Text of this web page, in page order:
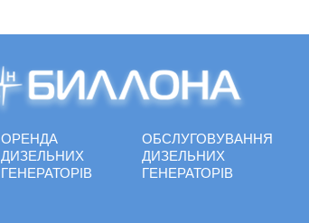
ОРЕНДА
ДИЗЕЛЬНИХ
ГЕНЕРАТОРІВ
ОБСЛУГОВУВАННЯ
ДИЗЕЛЬНИХ
ГЕНЕРАТОРІВ